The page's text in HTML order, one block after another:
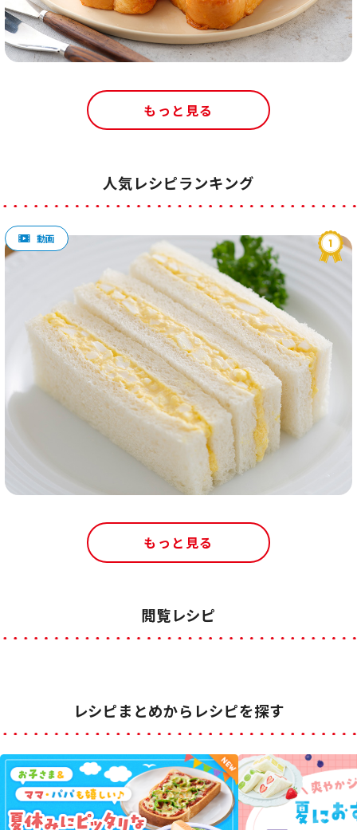
もっと見る
人気レシピランキング
もっと見る
閲覧レシピ
レシピまとめからレシピを探す